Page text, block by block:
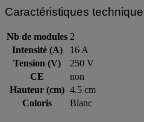
Caractéristiques
Nb de modules 2
Intensité (A)
16 A
Tension (V)
250 V
CE
non
Hauteur (cm) 4.5 cm
Coloris
Blanc